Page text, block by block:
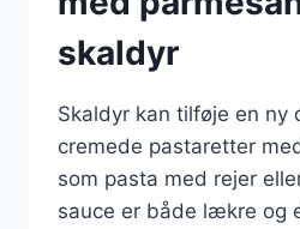
skaldyr
Skaldyr kan tilføje en ny
cremede pastaretter
som pasta med rejer
sauce er både lækre og